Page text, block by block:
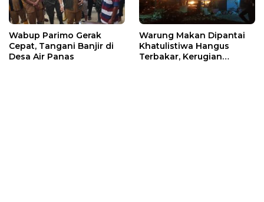
Wabup Parimo Gerak
Cepat, Tangani Banjir di
Desa Air Panas
Warung Makan Dipantai
Khatulistiwa Hangus
Terbakar, Kerugian